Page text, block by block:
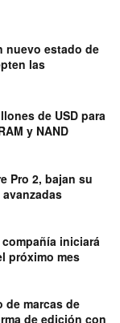
nuevo estado de
las
de USD para
y NAND
Pro 2, bajan su
iniciará
próximo mes
de marcas de
de edición con